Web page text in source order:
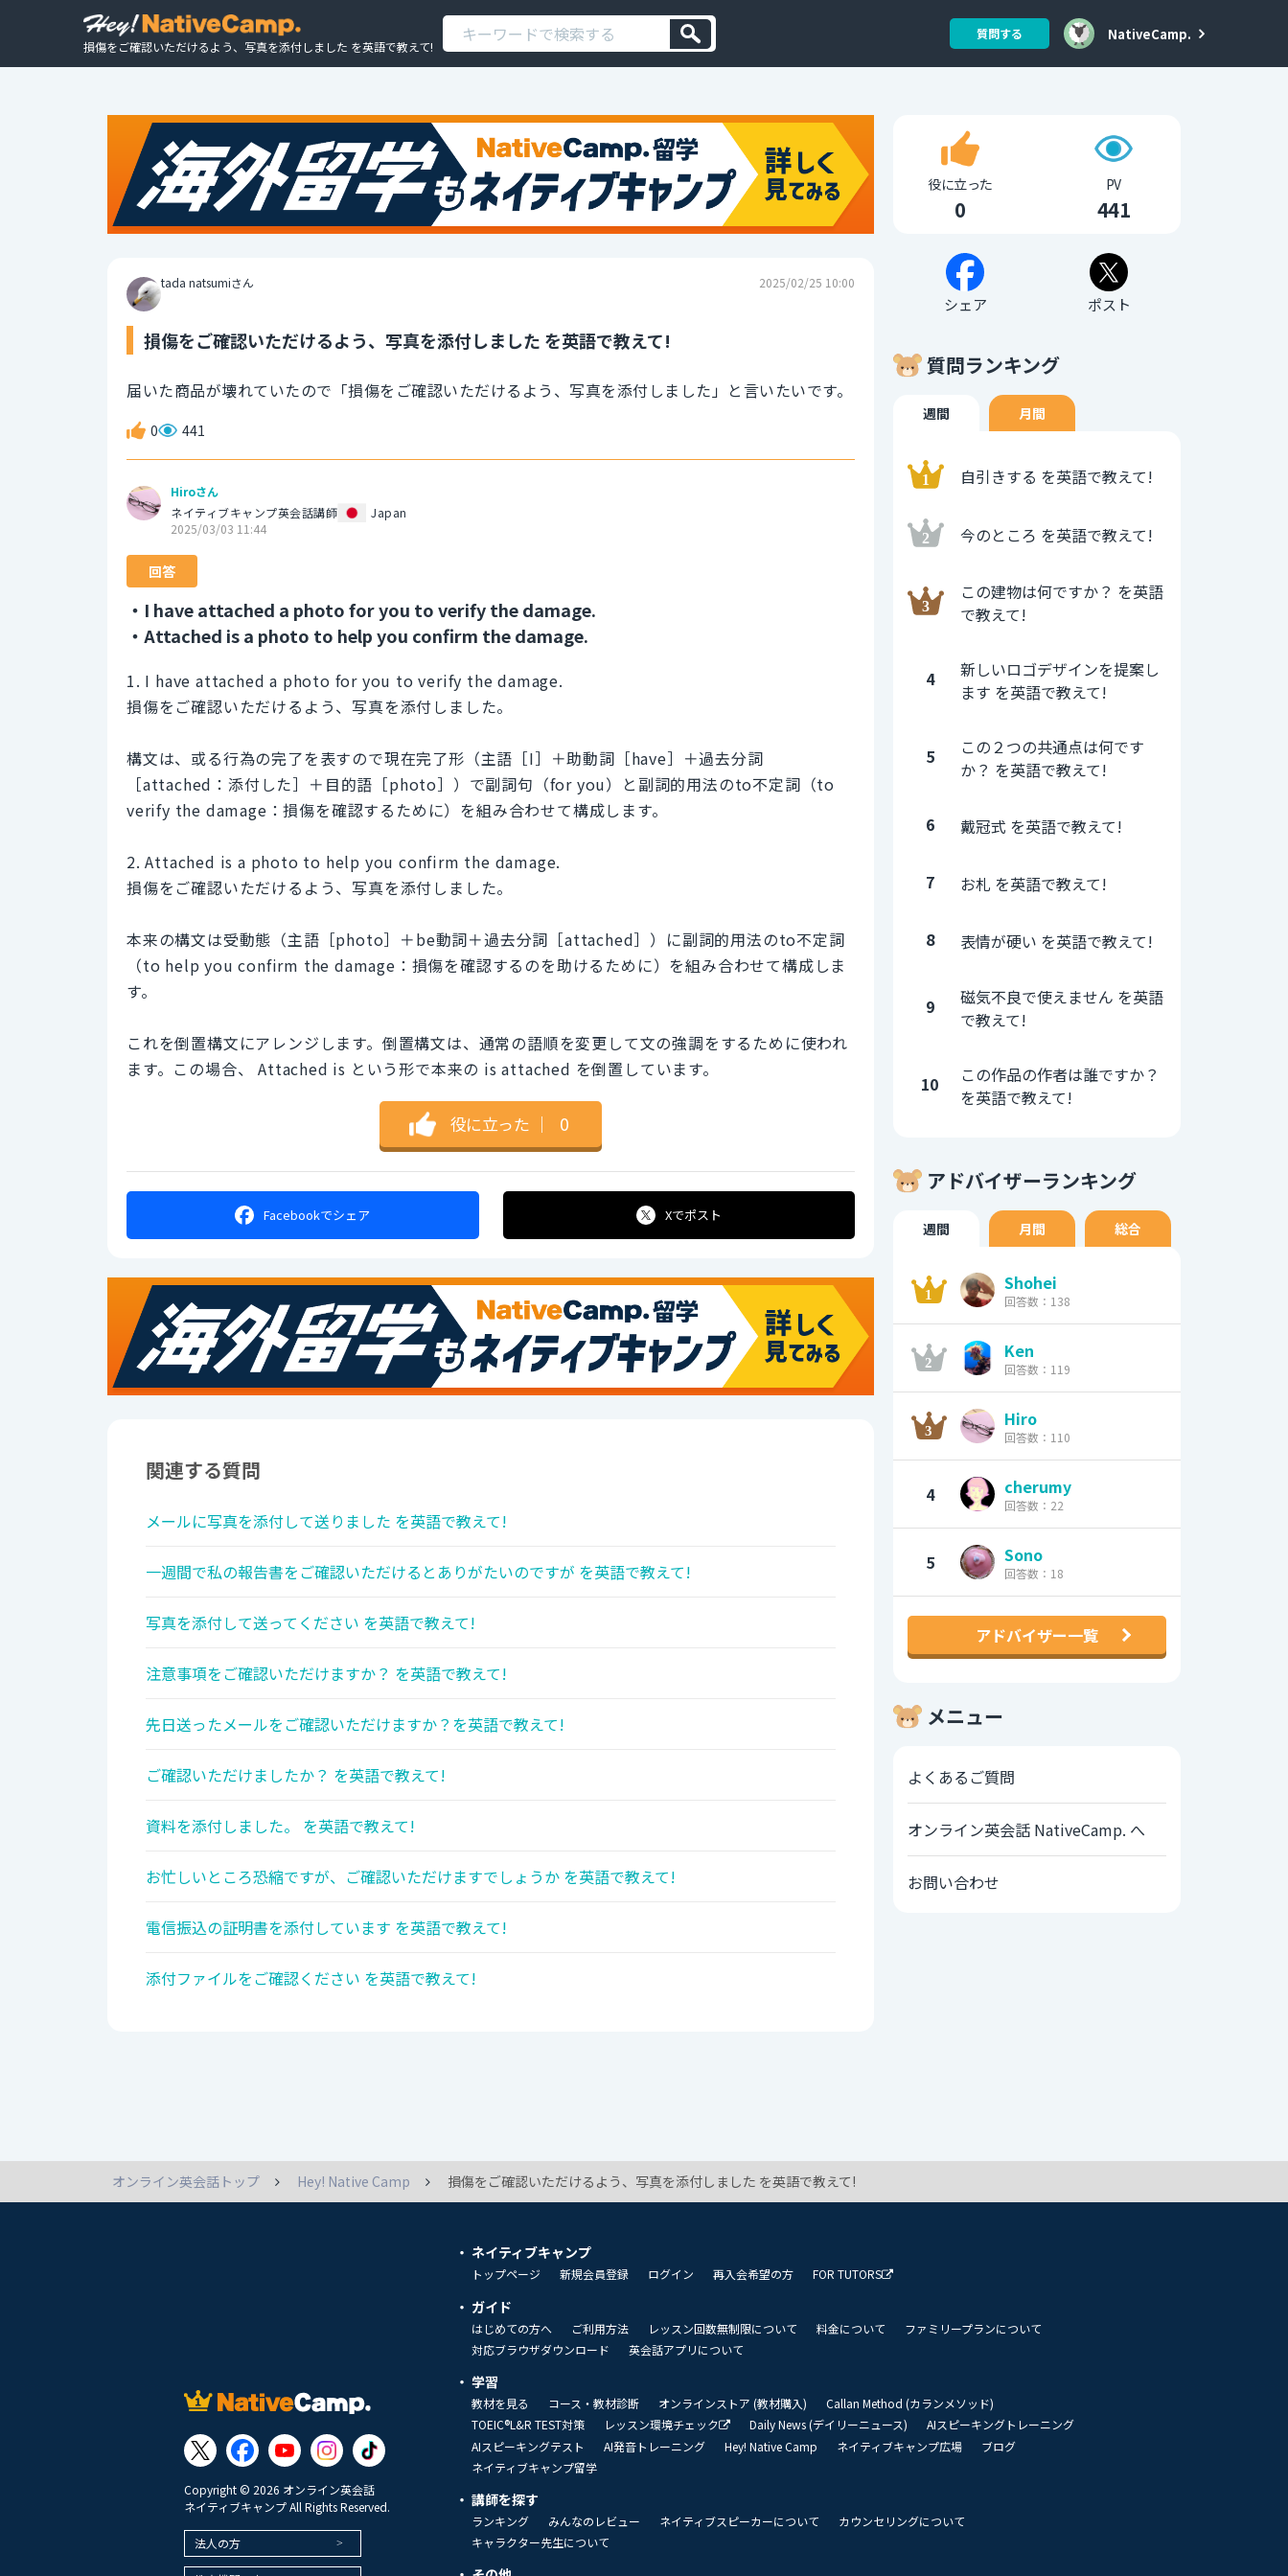
損傷をご確認いただけるよう、写真を添付しました を英語で教えて!
質問する NativeCamp.
tada natsumiさん 2025/02/25 10:00
損傷をご確認いただけるよう、写真を添付しました を英語で教えて!
届いた商品が壊れていたので「損傷をご確認いただけるよう、写真を添付しました」と言いたいです。
0 441
Hiroさん
ネイティブキャンプ英会話講師
Japan
2025/03/03 11:44
回答
・I have attached a photo for you to verify the damage.
・Attached is a photo to help you confirm the damage.
1. I have attached a photo for you to verify the damage.
損傷をご確認いただけるよう、写真を添付しました。
構文は、或る行為の完了を表すので現在完了形（主語［I］＋助動詞［have］＋過去分詞
［attached：添付した］＋目的語［photo］）で副詞句（for you）と副詞的用法のto不定詞（to
verify the damage：損傷を確認するために）を組み合わせて構成します。
2. Attached is a photo to help you confirm the damage.
損傷をご確認いただけるよう、写真を添付しました。
本来の構文は受動態（主語［photo］＋be動詞＋過去分詞［attached］）に副詞的用法のto不定詞
（to help you confirm the damage：損傷を確認するのを助けるために）を組み合わせて構成しま
す。
これを倒置構文にアレンジします。倒置構文は、通常の語順を変更して文の強調をするために使われ
ます。この場合、 Attached is という形で本来の is attached を倒置しています。
役に立った ｜ 0
Facebookでシェア Xでポスト
関連する質問
メールに写真を添付して送りました を英語で教えて!
一週間で私の報告書をご確認いただけるとありがたいのですが を英語で教えて!
写真を添付して送ってください を英語で教えて!
注意事項をご確認いただけますか？ を英語で教えて!
先日送ったメールをご確認いただけますか？を英語で教えて!
ご確認いただけましたか？ を英語で教えて!
資料を添付しました。 を英語で教えて!
お忙しいところ恐縮ですが、ご確認いただけますでしょうか を英語で教えて!
電信振込の証明書を添付しています を英語で教えて!
添付ファイルをご確認ください を英語で教えて!
役に立った
0
PV
441
シェア ポスト
質問ランキング
週間 月間
自引きする を英語で教えて!
今のところ を英語で教えて!
この建物は何ですか？ を英語
で教えて!
4
新しいロゴデザインを提案し
ます を英語で教えて!
5
この２つの共通点は何です
か？ を英語で教えて!
6 戴冠式 を英語で教えて!
7 お札 を英語で教えて!
8 表情が硬い を英語で教えて!
9
磁気不良で使えません を英語
で教えて!
10
この作品の作者は誰ですか？
を英語で教えて!
アドバイザーランキング
週間 月間 総合
Shohei
回答数：138
Ken
回答数：119
Hiro
回答数：110
4 cherumy
回答数：22
5 Sono
回答数：18
アドバイザー一覧
メニュー
よくあるご質問
オンライン英会話 NativeCamp. へ
お問い合わせ
オンライン英会話トップ Hey! Native Camp 損傷をご確認いただけるよう、写真を添付しました を英語で教えて!
Copyright © 2026 オンライン英会話
ネイティブキャンプ All Rights Reserved.
法人の方
ネイティブキャンプ
トップページ 新規会員登録 ログイン 再入会希望の方 FOR TUTORS
ガイド
はじめての方へ ご利用方法 レッスン回数無制限について 料金について
ファミリープランについて
対応ブラウザダウンロード
英会話アプリについて
学習
教材を見る コース・教材診断 オンラインストア (教材購入)
Callan Method (カランメソッド)
TOEIC®L&R TEST対策
レッスン環境チェック Daily News (デイリーニュース)
AIスピーキングトレーニング
AIスピーキングテスト
AI発音トレーニング Hey! Native Camp ネイティブキャンプ広場
ブログ
ネイティブキャンプ留学
講師を探す
ランキング みんなのレビュー ネイティブスピーカーについて
カウンセリングについて
キャラクター先生について